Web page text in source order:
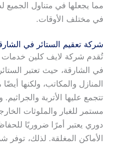
مما يجعلها في متناول الجميع
في مختلف الأوقات.
شركة تعقيم الستائر في
تُقدم شركة لايف كلين خدمات
في الشارقة، حيث تعتبر
المنازل والمكاتب، ولكنها
تتجمع عليها الأتربة
مستمر للغبار والملوثات
دوري يعتبر أمرًا ضروريًا
الأماكن المغلقة. لذلك،